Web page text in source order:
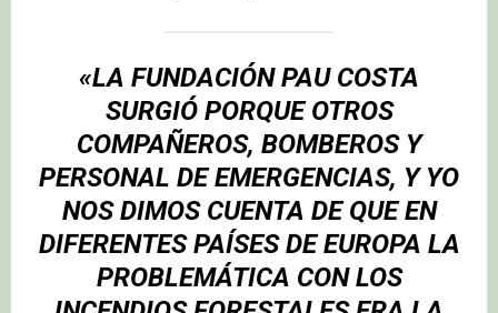
«LA FUNDACIÓN PAU COSTA
SURGIÓ PORQUE OTROS
COMPAÑEROS, BOMBEROS Y
PERSONAL DE EMERGENCIAS, Y YO
NOS DIMOS CUENTA DE QUE EN
DIFERENTES PAÍSES DE EUROPA LA
PROBLEMÁTICA CON LOS